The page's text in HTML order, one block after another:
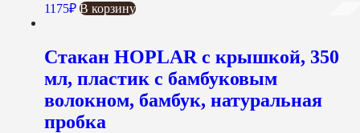
1175₽ В корзину
Стакан HOPLAR с крышкой, 350
мл, пластик с бамбуковым
волокном, бамбук, натуральная
пробка